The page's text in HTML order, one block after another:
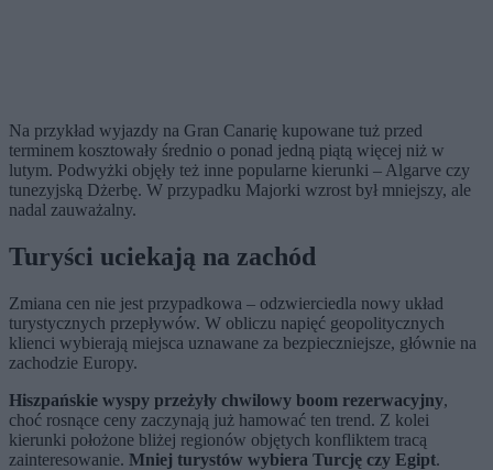
Na przykład wyjazdy na Gran Canarię kupowane tuż przed
terminem kosztowały średnio o ponad jedną piątą więcej niż w
lutym. Podwyżki objęły też inne popularne kierunki – Algarve czy
tunezyjską Dżerbę. W przypadku Majorki wzrost był mniejszy, ale
nadal zauważalny.
Turyści uciekają na zachód
Zmiana cen nie jest przypadkowa – odzwierciedla nowy układ
turystycznych przepływów. W obliczu napięć geopolitycznych
klienci wybierają miejsca uznawane za bezpieczniejsze, głównie na
zachodzie Europy.
Hiszpańskie wyspy przeżyły chwilowy boom rezerwacyjny,
choć rosnące ceny zaczynają już hamować ten trend. Z kolei
kierunki położone bliżej regionów objętych konfliktem tracą
zainteresowanie. Mniej turystów wybiera Turcję czy Egipt.